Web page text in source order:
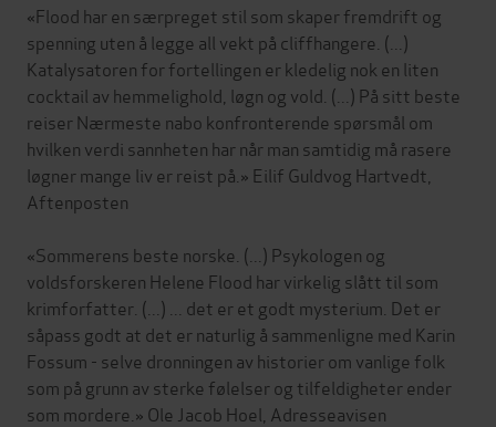
«Flood har en særpreget stil som skaper fremdrift og
spenning uten å legge all vekt på cliffhangere. (...)
Katalysatoren for fortellingen er kledelig nok en liten
cocktail av hemmelighold, løgn og vold. (...) På sitt beste
reiser Nærmeste nabo konfronterende spørsmål om
hvilken verdi sannheten har når man samtidig må rasere
løgner mange liv er reist på.» Eilif Guldvog Hartvedt,
Aftenposten
«Sommerens beste norske. (...) Psykologen og
voldsforskeren Helene Flood har virkelig slått til som
krimforfatter. (...) ... det er et godt mysterium. Det er
såpass godt at det er naturlig å sammenligne med Karin
Fossum - selve dronningen av historier om vanlige folk
som på grunn av sterke følelser og tilfeldigheter ender
som mordere.» Ole Jacob Hoel, Adresseavisen